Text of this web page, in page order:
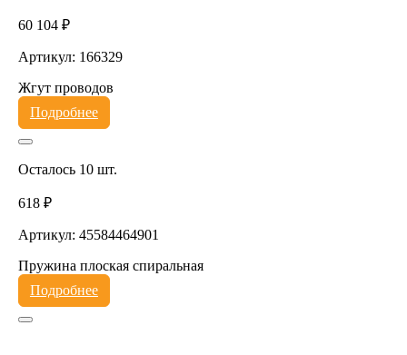
60 104 ₽
Артикул: 166329
Жгут проводов
Подробнее
Осталось 10 шт.
618 ₽
Артикул: 45584464901
Пружина плоская спиральная
Подробнее